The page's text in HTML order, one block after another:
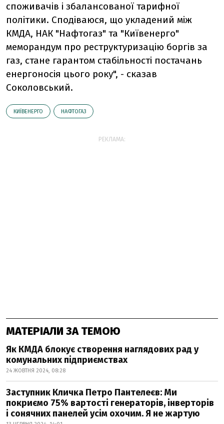
споживачів і збалансованої тарифної
політики. Сподіваюся, що укладений між
КМДА, НАК "Нафтогаз" та "Київенерго"
меморандум про реструктуризацію боргів за
газ, стане гарантом стабільності постачань
енергоносія цього року", - сказав
Соколовський.
КИЇВЕНЕРГО НАФТОГАЗ
РЕКЛАМА:
МАТЕРІАЛИ ЗА ТЕМОЮ
Як КМДА блокує створення наглядових рад у
комунальних підприємствах
24 ЖОВТНЯ 2024, 08:28
Заступник Кличка Петро Пантелеєв: Ми
покриємо 75% вартості генераторів, інверторів
і сонячних панелей усім охочим. Я не жартую